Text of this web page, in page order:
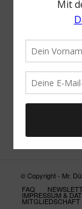
Neue Suche
Suchergebnis
einem Wortteil
© Copyright - Mr.
FAQ
IMPRESSUM &